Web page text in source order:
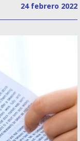
24 febrero 2022